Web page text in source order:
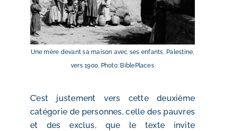
Une mère devant sa maison avec ses enfants, Palestine,
vers 1900. Photo: BiblePlaces
C’est justement vers cette deuxième
catégorie de personnes, celle des pauvres
et des exclus, que le texte invite